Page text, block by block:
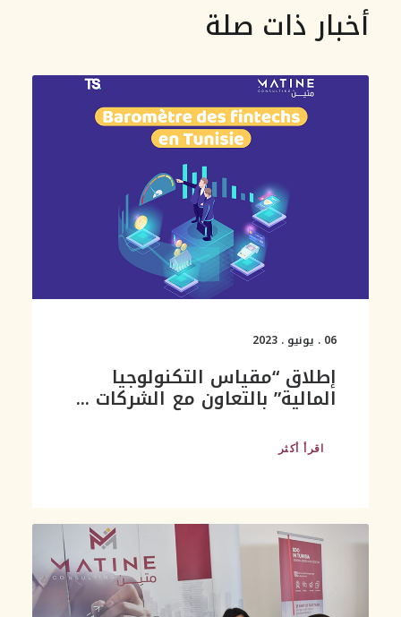
أخبار ذات صلة
06 . يونيو . 2023
إطلاق “مقياس التكنولوجيا
المالية” بالتعاون مع الشركات ...
اقرأ أكثر